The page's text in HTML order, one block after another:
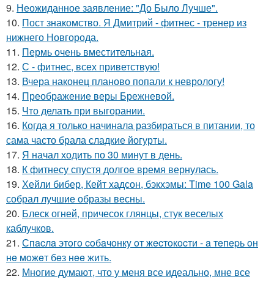
9. Неожиданное заявление: "До Было Лучше".
10. Пост знакомство. Я Дмитрий - фитнес - тренер из
нижнего Новгорода.
11. Пермь очень вместительная.
12. С - фитнес, всех приветствую!
13. Вчера наконец планово попали к неврологу!
14. Преображение веры Брежневой.
15. Что делать при выгорании.
16. Когда я только начинала разбираться в питании, то
сама часто брала сладкие йогурты.
17. Я начал ходить по 30 минут в день.
18. К фитнесу спустя долгое время вернулась.
19. Хейли бибер, Кейт хадсон, бэкхэмы: Time 100 Gala
собрал лучшие образы весны.
20. Блеск огней, причесок глянцы, стук веселых
каблучков.
21. Спacлa этoгo coбaчoнкy oт жecтoкocти - a тeпepь oн
нe мoжeт бeз нee жить.
22. Многие думают, что у меня все идеально, мне все